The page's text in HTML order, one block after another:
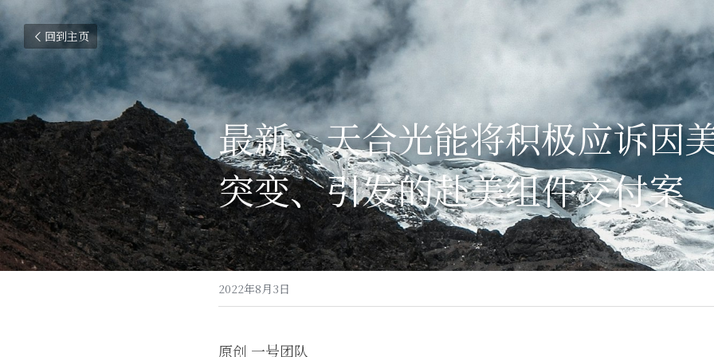
回到主页
最新：天合光能将积极应诉因
突变、引发的赴美组件交付案
2022年8月3日
原创 一号团队